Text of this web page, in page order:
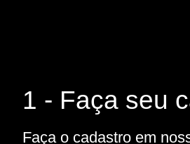
1 - Faça seu
Faça o cadastro em